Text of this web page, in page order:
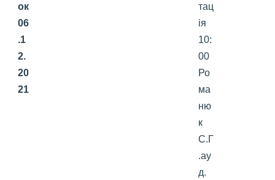
ок
06
.1
2.
20
21
тац
ія
10:
00
Ро
ма
ню
к
С.Г
.ау
д.